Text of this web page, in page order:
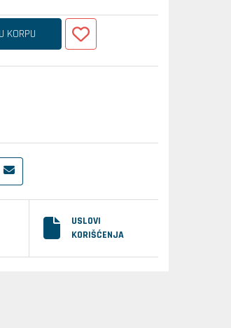
KORPU
USLOVI
KORIŠĆENJA